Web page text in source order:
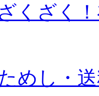
くざく
めし・